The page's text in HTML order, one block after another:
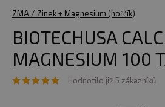
ZMA / Zinek + Magnesium (hořčík)
BIOTECHUSA
MAGNESIUM 100
Hodnotilo již 5 zákazníků